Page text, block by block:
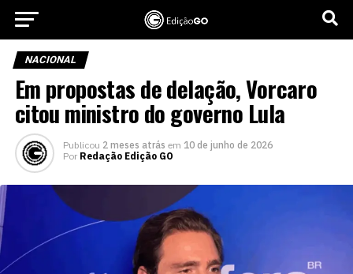
NACIONAL
Em propostas de delação, Vorcaro
citou ministro do governo Lula
Publicou 2 meses atrás em 10 de junho de 2026
Por Redação Edição GO